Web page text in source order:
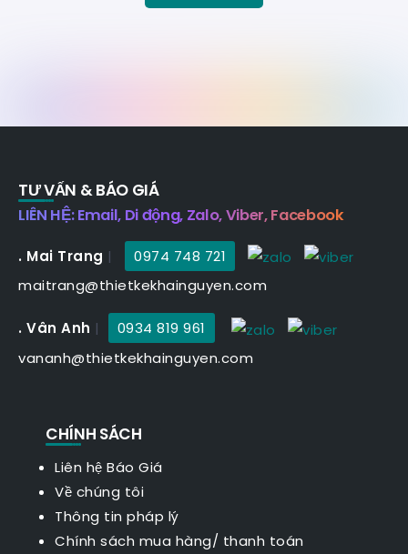
TƯ VẤN & BÁO GIÁ
LIÊN HỆ: Email, Di động, Zalo, Viber, Facebook
. Mai Trang |
0974 748 721
maitrang@thietkekhainguyen.com
. Vân Anh |
0934 819 961
vananh@thietkekhainguyen.com
CHÍNH SÁCH
Liên hệ Báo Giá
Về chúng tôi
Thông tin pháp lý
Chính sách mua hàng/ thanh toán